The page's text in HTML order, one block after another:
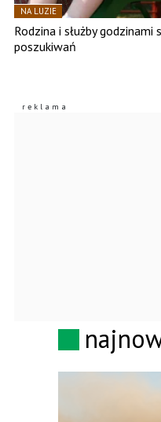
NA LUZIE
Rodzina i służby
poszukiwań